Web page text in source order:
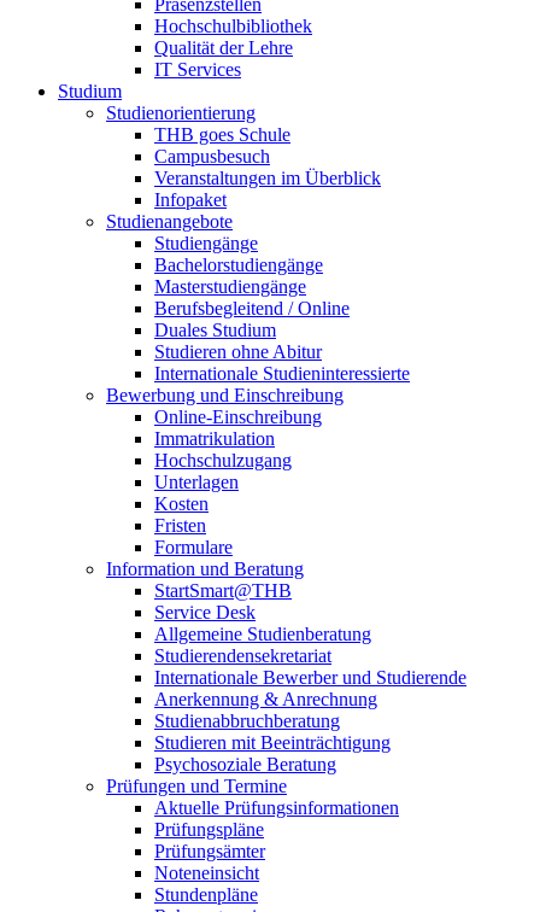
Präsenzstellen
Hochschulbibliothek
Qualität der Lehre
IT Services
Studium
Studienorientierung
THB goes Schule
Campusbesuch
Veranstaltungen im Überblick
Infopaket
Studienangebote
Studiengänge
Bachelorstudiengänge
Masterstudiengänge
Berufsbegleitend / Online
Duales Studium
Studieren ohne Abitur
Internationale Studieninteressierte
Bewerbung und Einschreibung
Online-Einschreibung
Immatrikulation
Hochschulzugang
Unterlagen
Kosten
Fristen
Formulare
Information und Beratung
StartSmart@THB
Service Desk
Allgemeine Studienberatung
Studierendensekretariat
Internationale Bewerber und Studierende
Anerkennung & Anrechnung
Studienabbruchberatung
Studieren mit Beeinträchtigung
Psychosoziale Beratung
Prüfungen und Termine
Aktuelle Prüfungsinformationen
Prüfungspläne
Prüfungsämter
Noteneinsicht
Stundenpläne